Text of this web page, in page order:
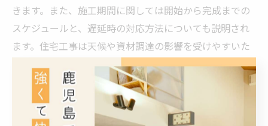
きます。また、施工期間に関しては開始から完成までの
スケジュールと、遅延時の対応方法についても説明され
ます。住宅工事は天候や資材調達の影響を受けやすいた
め、施工期間が延びる可能性があることも理解しておく
必要があります。納得のいく仕様内容と現実的なスケジ
ュールを把握することで、住み始めの時期や生活設計を
現実的に立てることが可能です。これらの情報をもと